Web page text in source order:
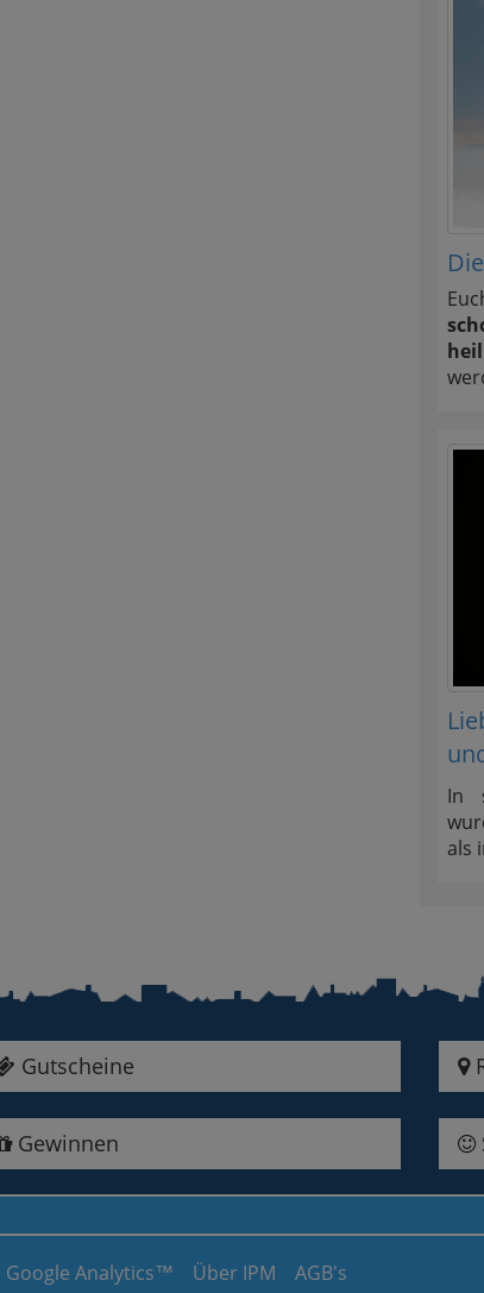
In
als
Gutscheine
Gewinnen
Google Analytics™ Über IPM AGB's